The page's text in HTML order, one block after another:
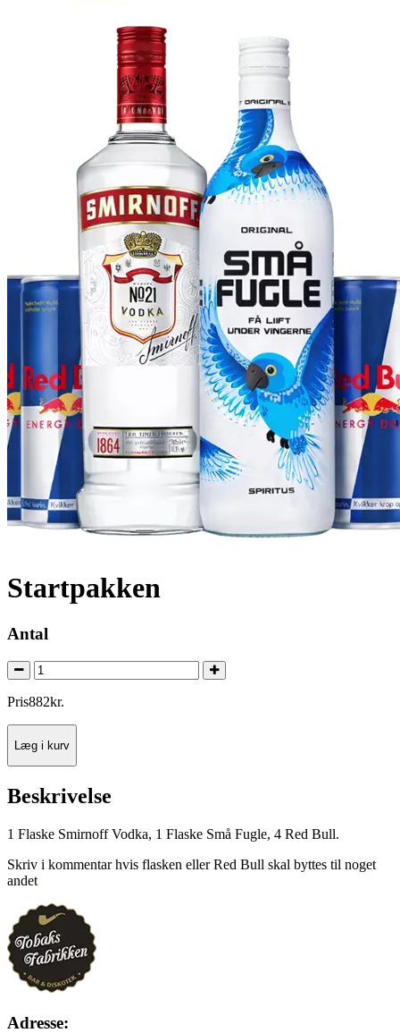
Startpakken
Antal
Pris882kr.
Læg i kurv
Beskrivelse
1 Flaske Smirnoff Vodka, 1 Flaske Små Fugle, 4 Red Bull.
Skriv i kommentar hvis flasken eller Red Bull skal byttes til noget
andet
Adresse: